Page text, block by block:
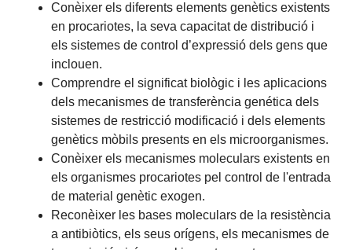
Conèixer els diferents elements genètics existents
en procariotes, la seva capacitat de distribució i
els sistemes de control d’expressió dels gens que
inclouen.
Comprendre el significat biològic i les aplicacions
dels mecanismes de transferència genética dels
sistemes de restricció modificació i dels elements
genètics mòbils presents en els microorganismes.
Conèixer els mecanismes moleculars existents en
els organismes procariotes pel control de l'entrada
de material genètic exogen.
Reconèixer les bases moleculars de la resistència
a antibiòtics, els seus orígens, els mecanismes de